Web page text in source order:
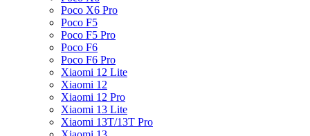
Poco X6 Pro
Poco F5
Poco F5 Pro
Poco F6
Poco F6 Pro
Xiaomi 12 Lite
Xiaomi 12
Xiaomi 12 Pro
Xiaomi 13 Lite
Xiaomi 13T/13T Pro